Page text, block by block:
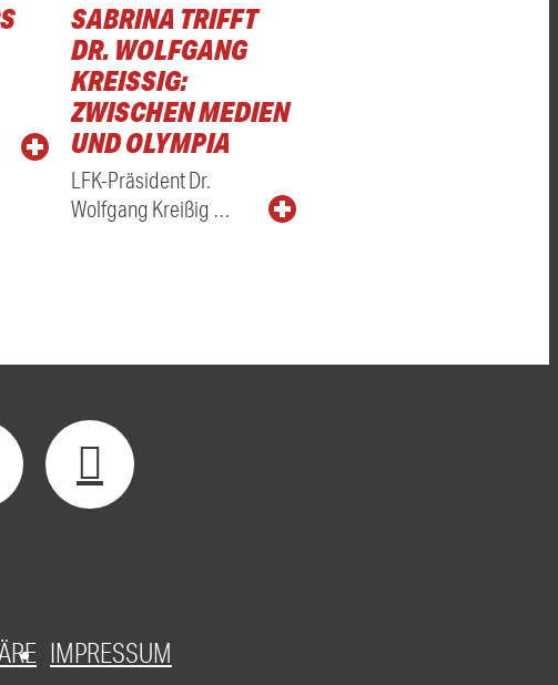
SABRINA TRIFFT
DR. WOLFGANG
KREISSIG: Z
WISCHEN MEDIEN U
ND OLYMPIA
LFK-Präsident Dr.
Wolfgang Kreißig …
IMPRESSUM